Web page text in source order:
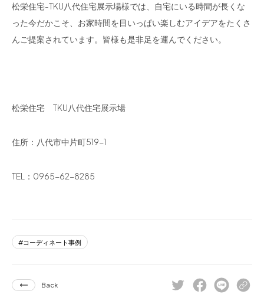
松栄住宅-TKU八代住宅展示場様では、自宅にいる時間が長くな
った今だかこそ、お家時間を目いっぱい楽しむアイデアをたくさ
んご提案されています。皆様も是非足を運んでください。
松栄住宅 TKU八代住宅展示場
住所：八代市中片町519-1
TEL：0965-62-8285
コーディネート事例
Back